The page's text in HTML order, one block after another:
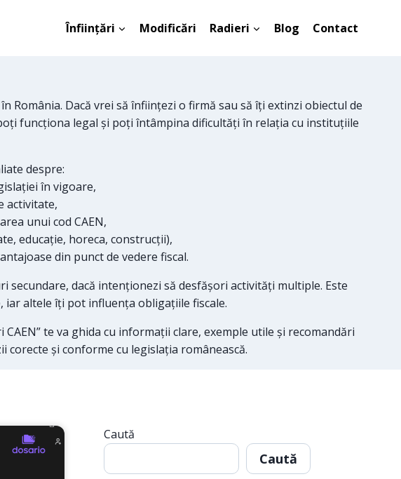
Înființări Modificări Radieri Blog Contact
România. Dacă vrei să înființezi o firmă sau să îți extinzi obiectul de
funcționa legal și poți întâmpina dificultăți în relația cu instituțiile
despre:
în vigoare,
activitate,
unui cod CAEN,
educație, horeca, construcții),
din punct de vedere fiscal.
secundare, dacă intenționezi să desfășori activități multiple. Este
iar altele îți pot influența obligațiile fiscale.
te va ghida cu informații clare, exemple utile și recomandări
corecte și conforme cu legislația românească.
Caută
Caută